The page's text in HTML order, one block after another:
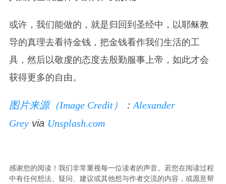
或许，我们能做的，就是归回到圣经中，以耶稣教
导的真理去看待金钱，把金钱看作我们生活的工
具，然后以敬虔的态度去殷勤服事上帝，如此才会
获得更多的自由。
图片来源（Image Credit） ： Alexander
Greyvia Unsplash.com
感谢您的阅读！我们非常重视每一位读者的声音。若您在阅读过程
中有任何想法、疑问、建议或其他想与作者交流的内容，或愿意帮